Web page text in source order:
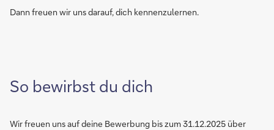
Dann freuen wir uns darauf, dich kennenzulernen.
So bewirbst du dich
Wir freuen uns auf deine Bewerbung bis zum 31.12.2025 über